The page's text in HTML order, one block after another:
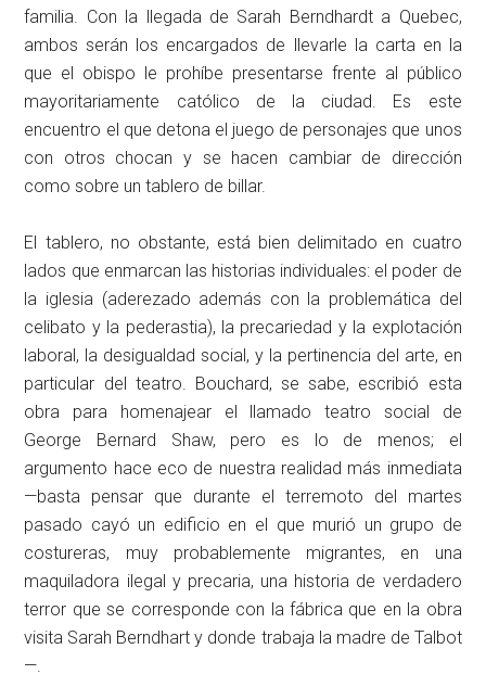
familia. Con la llegada de Sarah Berndhardt a Quebec,
ambos serán los encargados de llevarle la carta en la
que el obispo le prohíbe presentarse frente al público
mayoritariamente católico de la ciudad. Es este
encuentro el que detona el juego de personajes que unos
con otros chocan y se hacen cambiar de dirección
como sobre un tablero de billar.
El tablero, no obstante, está bien delimitado en cuatro
lados que enmarcan las historias individuales: el poder de
la iglesia (aderezado además con la problemática del
celibato y la pederastia), la precariedad y la explotación
laboral, la desigualdad social, y la pertinencia del arte, en
particular del teatro. Bouchard, se sabe, escribió esta
obra para homenajear el llamado teatro social de
George Bernard Shaw, pero es lo de menos; el
argumento hace eco de nuestra realidad más inmediata
—basta pensar que durante el terremoto del martes
pasado cayó un edificio en el que murió un grupo de
costureras, muy probablemente migrantes, en una
maquiladora ilegal y precaria, una historia de verdadero
terror que se corresponde con la fábrica que en la obra
visita Sarah Berndhart y donde trabaja la madre de Talbot
—.